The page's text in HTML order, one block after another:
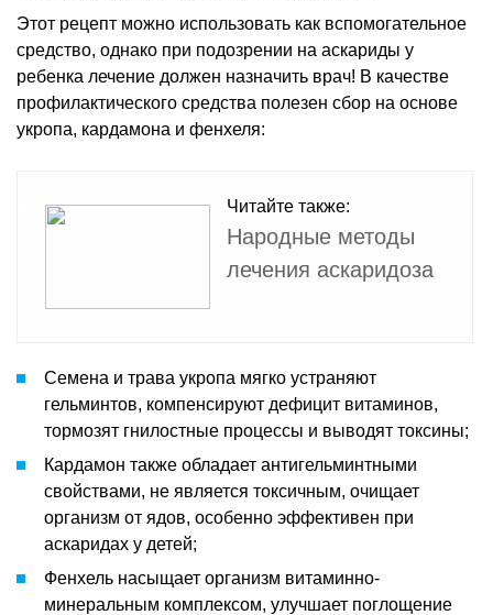
Этот рецепт можно использовать как вспомогательное
средство, однако при подозрении на аскариды у
ребенка лечение должен назначить врач! В качестве
профилактического средства полезен сбор на основе
укропа, кардамона и фенхеля:
Читайте также:
Народные методы
лечения аскаридоза
Семена и трава укропа мягко устраняют
гельминтов, компенсируют дефицит витаминов,
тормозят гнилостные процессы и выводят токсины;
Кардамон также обладает антигельминтными
свойствами, не является токсичным, очищает
организм от ядов, особенно эффективен при
аскаридах у детей;
Фенхель насыщает организм витаминно-
минеральным комплексом, улучшает поглощение